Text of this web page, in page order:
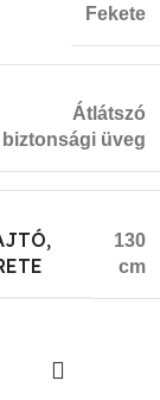
Fekete
Átlátszó
biztonsági üveg
130
cm